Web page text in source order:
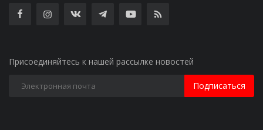
Присоединяйтесь к нашей рассылке новостей
Подписаться